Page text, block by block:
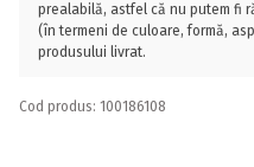
prealabilă, astfel că nu putem fi
(în termeni de culoare, formă,
produsului livrat.
Cod produs: 100186108